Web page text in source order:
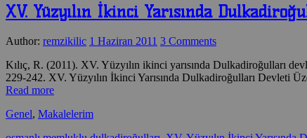
XV. Yüzyılın İkinci Yarısında
Author: remzikilic 1 Haziran 2011 3 Comments
Kılıç, R. (2011). XV. Yüzyılın ikinci yarısında Dulkadiroğulları
229-242. XV. Yüzyılın İkinci Yarısında Dulkadiroğulları
Read more
Genel, Makalelerim